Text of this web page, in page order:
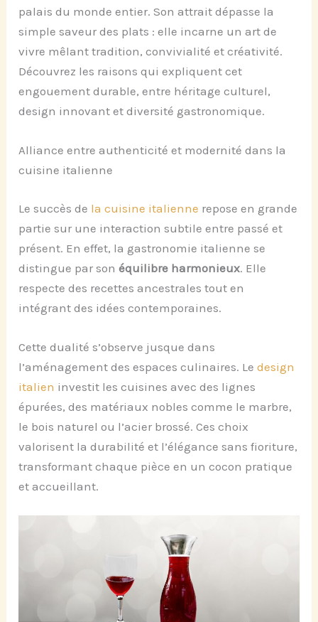
palais du monde entier. Son attrait dépasse la
simple saveur des plats : elle incarne un art de
vivre mêlant tradition, convivialité et créativité.
Découvrez les raisons qui expliquent cet
engouement durable, entre héritage culturel,
design innovant et diversité gastronomique.
Alliance entre authenticité et modernité dans la
cuisine italienne
Le succès de la cuisine italienne repose en grande
partie sur une interaction subtile entre passé et
présent. En effet, la gastronomie italienne se
distingue par sonéquilibre harmonieux. Elle
respecte des recettes ancestrales tout en
intégrant des idées contemporaines.
Cette dualité s’observe jusque dans
l’aménagement des espaces culinaires. Ledesign
italien investit les cuisines avec des lignes
épurées, des matériaux nobles comme le marbre,
le bois naturel ou l’acier brossé. Ces choix
valorisent la durabilité et l’élégance sans fioriture,
transformant chaque pièce en un cocon pratique
et accueillant.